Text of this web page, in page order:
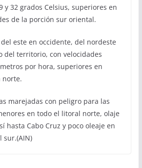
y 32 grados Celsius, superiores en
de la porción sur oriental.
este en occidente, del nordeste
del territorio, con velocidades
por hora, superiores en
norte.
marejadas con peligro para las
en todo el litoral norte, olaje
hasta Cabo Cruz y poco oleaje en
sur.(AIN)